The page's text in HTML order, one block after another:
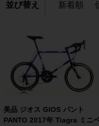
並び替え 新着順
美品 ジオス GIOS パント
PANTO 2017年 Tiagra ミニ